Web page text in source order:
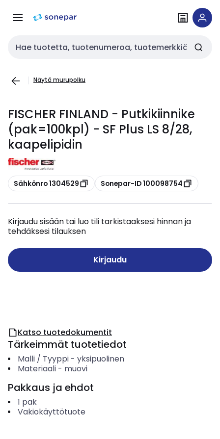
navigointiinsisältöön
Haku
Näytä murupolku
FISCHER FINLAND - Putkikiinnike
(pak=100kpl) - SF Plus LS 8/28,
kaapelipidin
Kopioi
Sähkönro 1304529 Kopioi
Sonepar-ID 100098754
Kirjaudu sisään tai luo tili tarkistaaksesi hinnan ja
tehdäksesi tilauksen
Kirjaudu
Katso tuotedokumentit
Tärkeimmät tuotetiedot
Malli / Tyyppi- yksipuolinen
Materiaali- muovi
Pakkaus ja ehdot
1 pak
Vakiokäyttötuote